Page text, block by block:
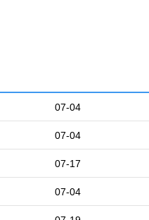
07-04
07-04
07-17
07-04